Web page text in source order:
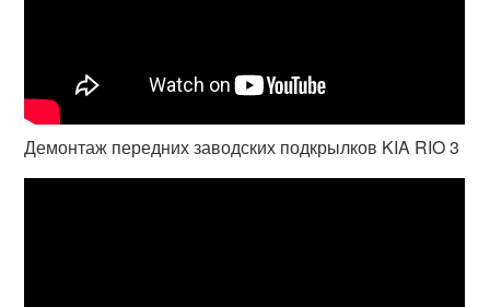
Демонтаж передних заводских подкрылков KIA RIO 3